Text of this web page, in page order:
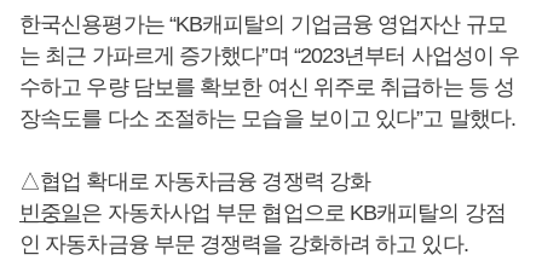
한국신용평가는 “KB캐피탈의 기업금융 영업자산 규모
는 최근 가파르게 증가했다”며 “2023년부터 사업성이 우
수하고 우량 담보를 확보한 여신 위주로 취급하는 등 성
장속도를 다소 조절하는 모습을 보이고 있다”고 말했다.
△협업 확대로 자동차금융 경쟁력 강화
빈중일은 자동차사업 부문 협업으로 KB캐피탈의 강점
인 자동차금융 부문 경쟁력을 강화하려 하고 있다.